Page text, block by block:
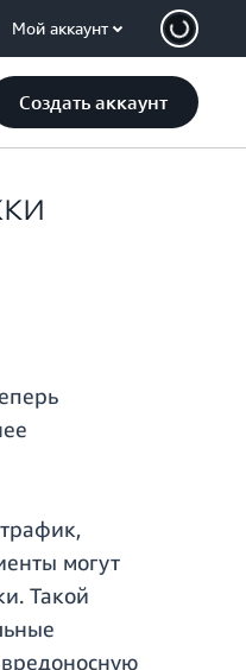
Мой аккаунт
Создать аккаунт
могут
Такой